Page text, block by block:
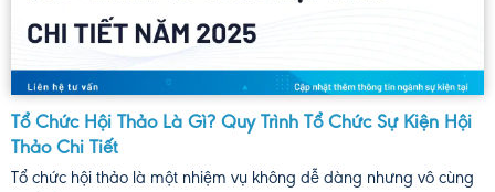
Tổ Chức Hội Thảo Là Gì? Quy Trình Tổ Chức Sự Kiện Hội
Thảo Chi Tiết
Tổ chức hội thảo là một nhiệm vụ không dễ dàng nhưng vô cùng